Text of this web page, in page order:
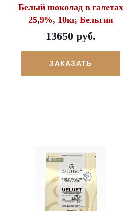
Белый шоколад в галетах
25,9%, 10кг, Бельгия
13650 руб.
ЗАКАЗАТЬ